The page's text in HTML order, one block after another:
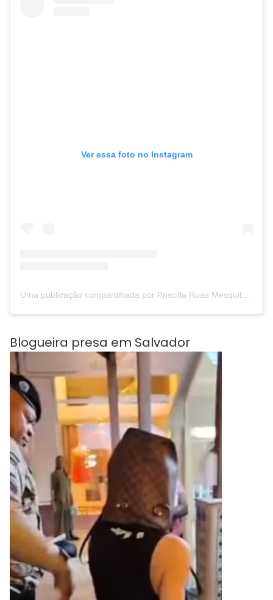
Ver essa foto no Instagram
Uma publicação compartilhada por Priscilla Ruas Mesquita | Turismo, hospedagens e gastronomia (@pripelasruas)
Blogueira presa em Salvador